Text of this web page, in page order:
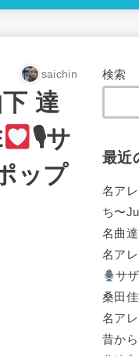
saichin
達
🎙サ
ップ
検索
最近
名ア
ち〜
名曲達
名ア
サ
桑田
名ア
昔か